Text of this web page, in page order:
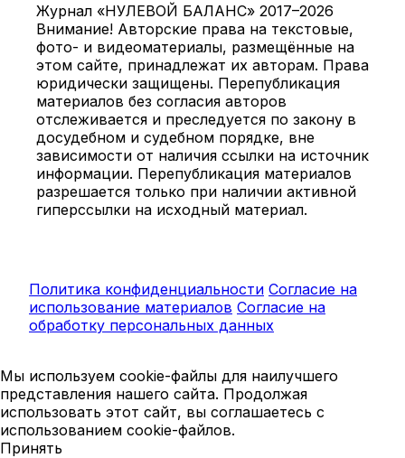
Журнал «НУЛЕВОЙ БАЛАНС» 2017–2026
Внимание! Авторские права на текстовые,
фото- и видеоматериалы, размещённые на
этом сайте, принадлежат их авторам. Права
юридически защищены. Перепубликация
материалов без согласия авторов
отслеживается и преследуется по закону в
досудебном и судебном порядке, вне
зависимости от наличия ссылки на источник
информации. Перепубликация материалов
разрешается только при наличии активной
гиперссылки на исходный материал.
Политика конфиденциальности Согласие на
использование материалов Согласие на
обработку персональных данных
Мы используем cookie-файлы для наилучшего
представления нашего сайта. Продолжая
использовать этот сайт, вы соглашаетесь с
использованием cookie-файлов.
Принять